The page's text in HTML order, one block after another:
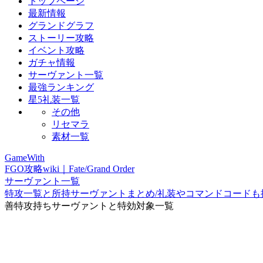
最新情報
グランドグラフ
ストーリー攻略
イベント攻略
ガチャ情報
サーヴァント一覧
最強ランキング
星5礼装一覧
その他
リセマラ
素材一覧
GameWith
FGO攻略wiki｜Fate/Grand Order
サーヴァント一覧
特攻一覧と所持サーヴァントまとめ/礼装やコマンドコードも
善特攻持ちサーヴァントと特効対象一覧